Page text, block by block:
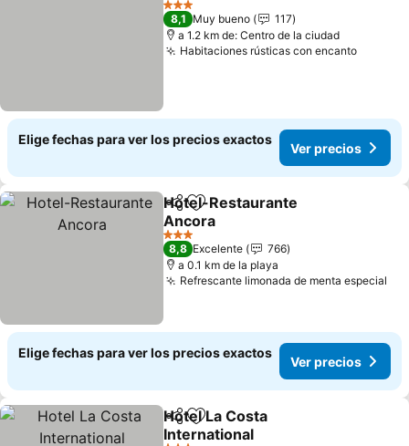
3 Estrellas
8,1 Muy bueno
117
a 1.2 km de: Centro de la ciudad
Habitaciones rústicas con encanto
Elige fechas para ver los precios exactos
Ver precios
CompartirAgregar a favoritos
Hotel-Restaurante
Ancora
3 Estrellas
8,8 Excelente
766
a 0.1 km de la playa
Refrescante limonada de menta especial
Elige fechas para ver los precios exactos
Ver precios
CompartirAgregar a favoritos
Hotel La Costa
International